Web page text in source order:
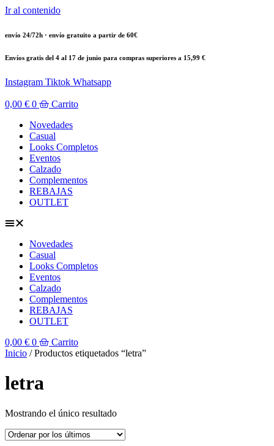
Ir al contenido
envío 24/72h · envío gratuito a partir de 60€
Envíos gratis del 4 al 17 de junio para compras superiores a 15,99 €
Instagram Tiktok Whatsapp
0,00 € 0
Carrito
Novedades
Casual
Looks Completos
Eventos
Calzado
Complementos
REBAJAS
OUTLET
Novedades
Casual
Looks Completos
Eventos
Calzado
Complementos
REBAJAS
OUTLET
0,00 € 0
Carrito
Inicio / Productos etiquetados “letra”
letra
Mostrando el único resultado